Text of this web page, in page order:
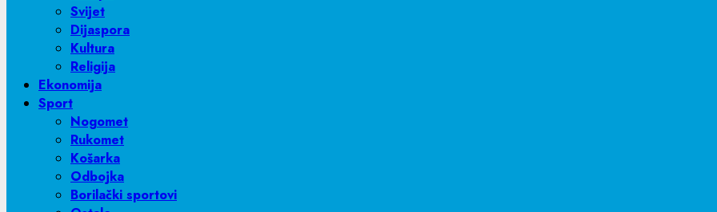
Svijet
Dijaspora
Kultura
Religija
Ekonomija
Sport
Nogomet
Rukomet
Košarka
Odbojka
Borilački sportovi